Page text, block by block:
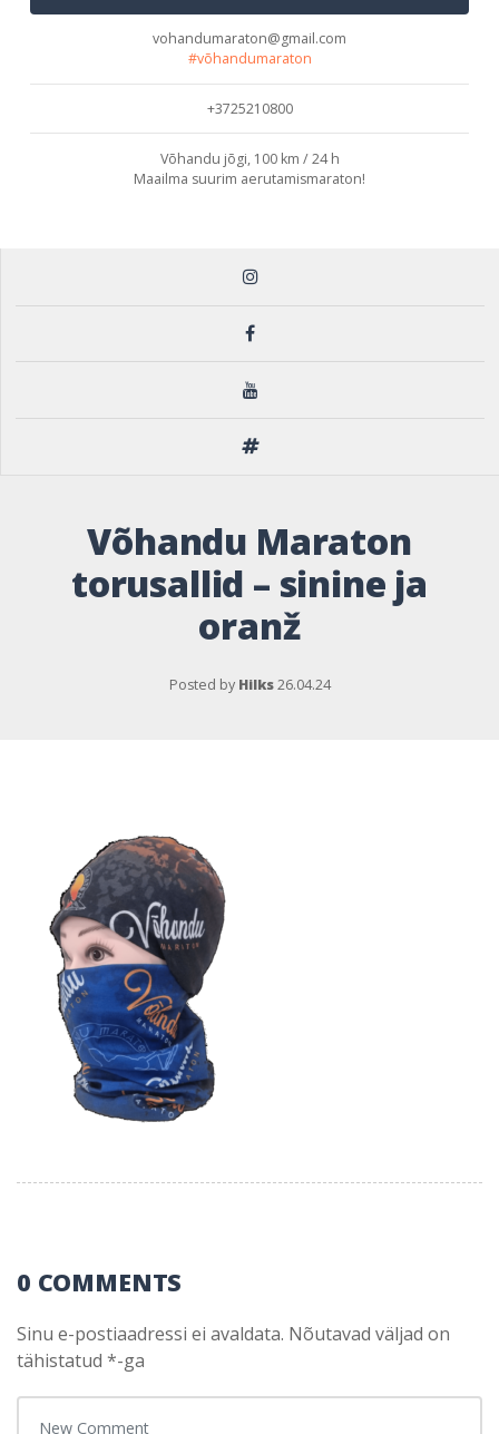
vohandumaraton@gmail.com
#võhandumaraton
+3725210800
Võhandu jõgi, 100 km / 24 h
Maailma suurim aerutamismaraton!
Võhandu Maraton
torusallid – sinine ja
oranž
Posted by Hilks 26.04.24
0 COMMENTS
Sinu e-postiaadressi ei avaldata. Nõutavad väljad on
tähistatud *-ga